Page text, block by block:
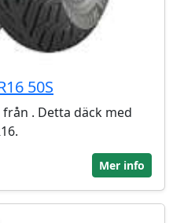
50S
. Detta däck med
Mer info